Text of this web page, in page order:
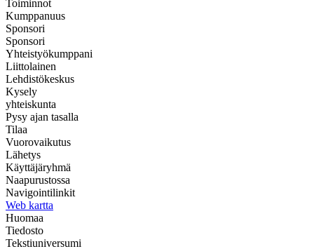
Toiminnot
Kumppanuus
Sponsori
Sponsori
Yhteistyökumppani
Liittolainen
Lehdistökeskus
Kysely
yhteiskunta
Pysy ajan tasalla
Tilaa
Vuorovaikutus
Lähetys
Käyttäjäryhmä
Naapurustossa
Navigointilinkit
Web kartta
Huomaa
Tiedosto
Tekstiuniversumi